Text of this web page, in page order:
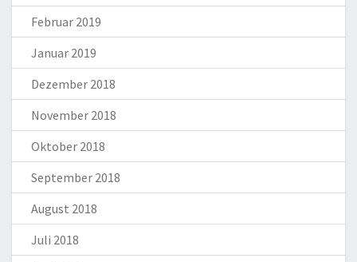
Februar 2019
Januar 2019
Dezember 2018
November 2018
Oktober 2018
September 2018
August 2018
Juli 2018